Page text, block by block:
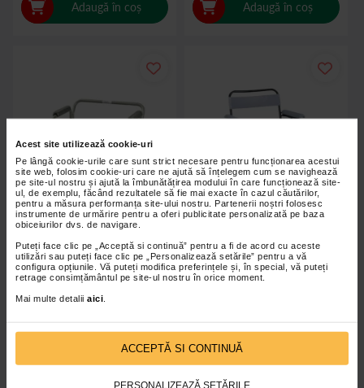
Acest site utilizează cookie-uri
Pe lângă cookie-urile care sunt strict necesare pentru funcționarea acestui
site web, folosim cookie-uri care ne ajută să înțelegem cum se navighează
pe site-ul nostru și ajută la îmbunătățirea modului în care funcționează site-
ul, de exemplu, făcând rezultatele să fie mai exacte în cazul căutărilor,
pentru a măsura performanța site-ului nostru. Partenerii noștri folosesc
instrumente de urmărire pentru a oferi publicitate personalizată pe baza
obiceiurilor dvs. de navigare.
Puteți face clic pe „Acceptă si continuă” pentru a fi de acord cu aceste
utilizări sau puteți face clic pe „Personalizează setările” pentru a vă
configura opțiunile. Vă puteți modifica preferințele și, în special, vă puteți
retrage consimțământul pe site-ul nostru în orice moment.
Mai multe detalii aici
ACCEPTĂ SI CONTINUĂ
PERSONALIZEAZĂ SETĂRILE
Adaugă în coș Adaugă în coș
Cadru de toaleta pliabil 5205
Adaugă în coș
Scaun cu vas de toaleta TCM899